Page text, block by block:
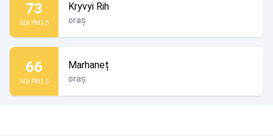
73
AQI PM2.5
Kryvyi Rih
oraș
66
AQI PM2.5
Marhaneț
oraș